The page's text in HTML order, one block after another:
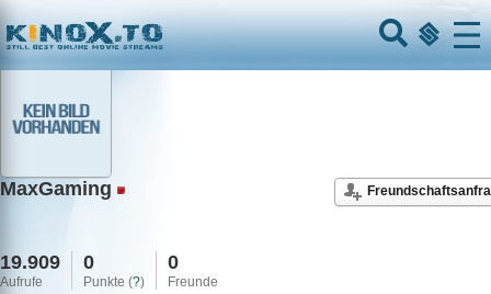
Home
Menu
MaxGaming
19.909
Aufrufe
0
Punkte (?)
0
Freunde